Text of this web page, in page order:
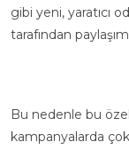
gibi yeni, yaratıcı
tarafından
Bu nedenle bu
kampanyalarda